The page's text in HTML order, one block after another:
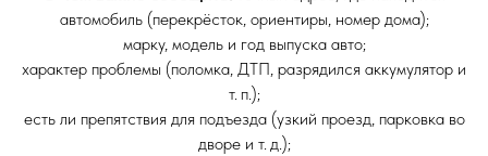
автомобиль (перекрёсток, ориентиры, номер дома);
марку, модель и год выпуска авто;
характер проблемы (поломка, ДТП, разрядился аккумулятор и
т. п.);
есть ли препятствия для подъезда (узкий проезд, парковка во
дворе и т. д.);